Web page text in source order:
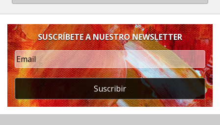
SUSCRÍBETE A NUESTRO NEWSLETTER
Suscribir